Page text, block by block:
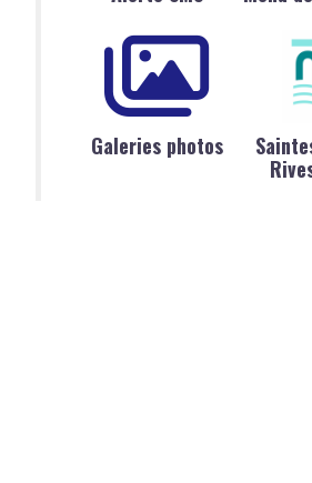
Galeries photos